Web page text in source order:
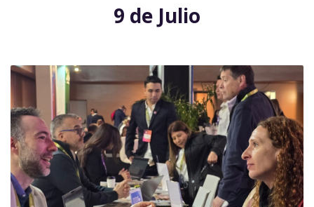
9 de Julio